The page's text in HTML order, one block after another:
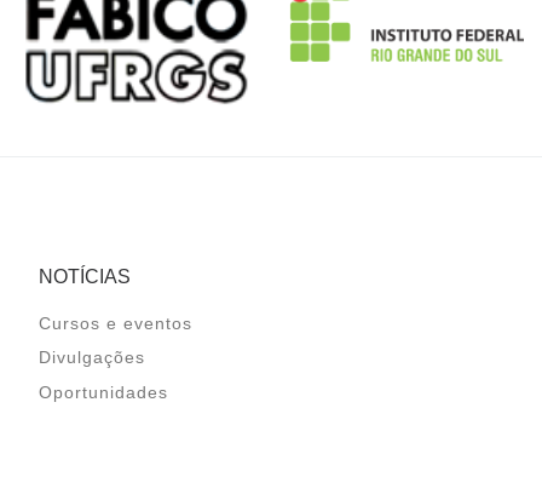
NOTÍCIAS
Cursos e eventos
Divulgações
Oportunidades